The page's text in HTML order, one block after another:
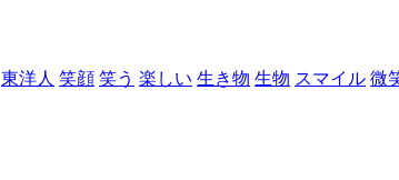
東洋人 笑顔 笑う 楽しい 生き物 生物 スマイル 微